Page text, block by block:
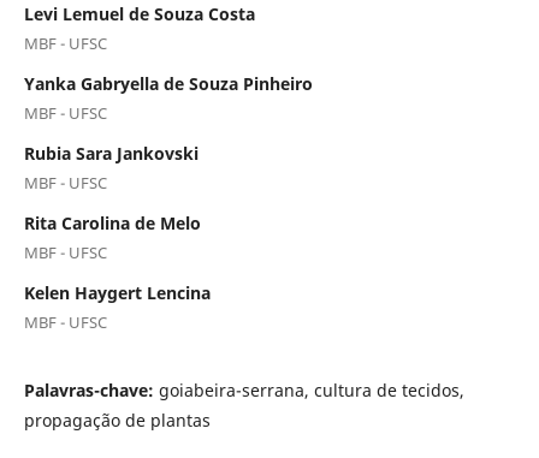
Levi Lemuel de Souza Costa
MBF - UFSC
Yanka Gabryella de Souza Pinheiro
MBF - UFSC
Rubia Sara Jankovski
MBF - UFSC
Rita Carolina de Melo
MBF - UFSC
Kelen Haygert Lencina
MBF - UFSC
Palavras-chave: goiabeira-serrana, cultura de tecidos,
propagação de plantas